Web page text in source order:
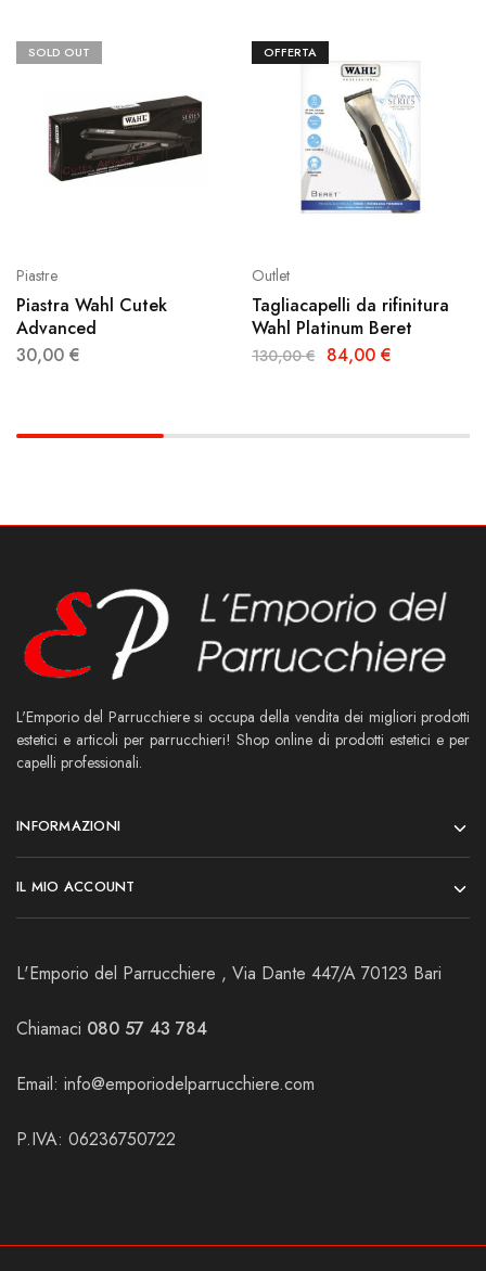
SOLD OUT
Piastre
Piastra Wahl Cutek
Advanced
30,00 €
OFFERTA
Outlet
Tagliacapelli da rifinitura
Wahl Platinum Beret
130,00€ 84,00 €
L'Emporio del Parrucchiere si occupa della vendita dei migliori prodotti
estetici e articoli per parrucchieri! Shop online di prodotti estetici e per
capelli professionali.
INFORMAZIONI
IL MIO ACCOUNT
L'Emporio del Parrucchiere , Via Dante 447/A 70123 Bari
Chiamaci 080 57 43 784
Email: info@emporiodelparrucchiere.com
P.IVA: 06236750722